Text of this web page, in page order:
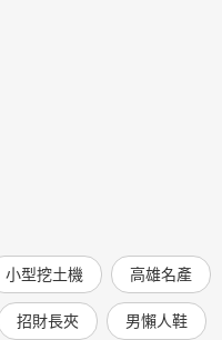
小型挖土機 高雄名產
招財長夾 男懶人鞋